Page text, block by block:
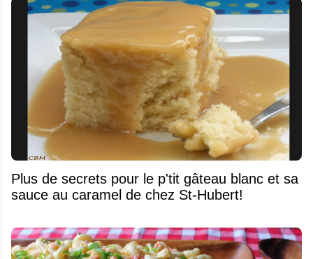
Plus de secrets pour le p'tit gâteau blanc et sa
sauce au caramel de chez St-Hubert!